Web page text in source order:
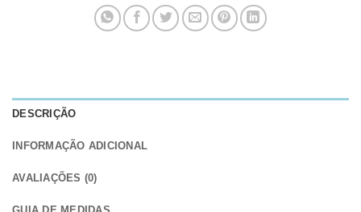
DESCRIÇÃO
INFORMAÇÃO ADICIONAL
AVALIAÇÕES (0)